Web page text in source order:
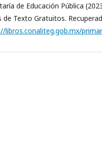
de Educación Pública
de Texto Gratuitos.
libros.conaliteg.gob.mx/